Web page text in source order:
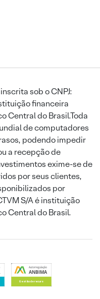
sob o CNPJ:
financeira
Central do Brasil.Toda
de computadores
podendo impedir
a recepção de
exime-se de
por seus clientes,
por
S/A é instituição
Central do Brasil.